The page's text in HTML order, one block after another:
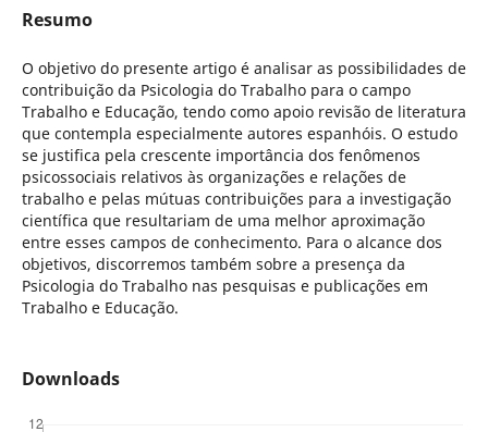
Resumo
O objetivo do presente artigo é analisar as possibilidades de
contribuição da Psicologia do Trabalho para o campo
Trabalho e Educação, tendo como apoio revisão de literatura
que contempla especialmente autores espanhóis. O estudo
se justifica pela crescente importância dos fenômenos
psicossociais relativos às organizações e relações de
trabalho e pelas mútuas contribuições para a investigação
científica que resultariam de uma melhor aproximação
entre esses campos de conhecimento. Para o alcance dos
objetivos, discorremos também sobre a presença da
Psicologia do Trabalho nas pesquisas e publicações em
Trabalho e Educação.
Downloads